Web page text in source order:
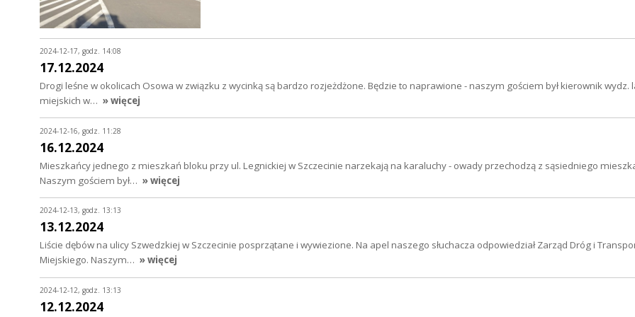
2024-12-17, godz. 14:08
17.12.2024
Drogi leśne w okolicach Osowa w związku z wycinką są bardzo rozjeżdżone. Będzie to naprawione - naszym gościem był kierownik wydz.
miejskich w… » więcej
2024-12-16, godz. 11:28
16.12.2024
Mieszkańcy jednego z mieszkań bloku przy ul. Legnickiej w Szczecinie narzekają na karaluchy - owady przechodzą z sąsiedniego
Naszym gościem był… » więcej
2024-12-13, godz. 13:13
13.12.2024
Liście dębów na ulicy Szwedzkiej w Szczecinie posprzątane i wywiezione. Na apel naszego słuchacza odpowiedział Zarząd Dróg i
Miejskiego. Naszym… » więcej
2024-12-12, godz. 13:13
12.12.2024